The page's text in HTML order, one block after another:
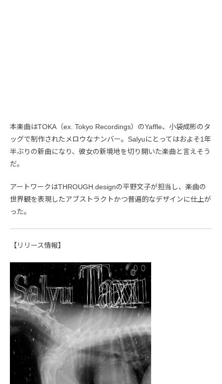
本楽曲はTOKA（ex. Tokyo Recordings）のYaffle、小袋成彬のタ
ッグで制作されたメロウなナンバー。Salyuにとってはおよそ1年
半ぶりの新曲になり、彼女の新境地を切り開いた楽曲と言えそう
だ。
アートワークはTHROUGH.designの平野文子が担当し、楽曲の
世界観を表現したアブストラクトかつ普遍的なデザインに仕上が
った。
【リリース情報】